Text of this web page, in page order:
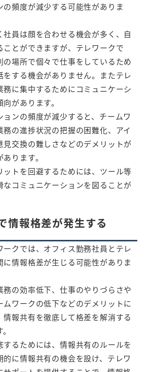
の頻度が減少する可能性がありま
社員は顔を合わせる機会が多く、自
ことができますが、テレワークで
の場所で個々で仕事をしているため
をする機会がありません。またテレ
務に集中するためにコミュニケーシ
があります。
ョンの頻度が減少すると、チームワ
務の進捗状況の把握の困難化、アイ
見交換の難しさなどのデメリットが
ります。
ットを回避するためには、ツール等
なコミュニケーションを図ることが
情報格差が発生する
ークでは、オフィス勤務社員とテレ
に情報格差が生じる可能性がありま
務の効率低下、仕事のやりづらさや
ムワークの低下などのデメリットに
情報共有を徹底して格差を解消する
するためには、情報共有のルールを
的に情報共有の機会を設け、テレワ